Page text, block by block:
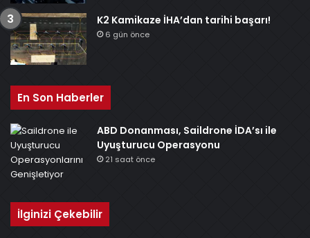
K2 Kamikaze İHA’dan tarihi başarı!
6 gün önce
En Son Haberler
ABD Donanması, Saildrone İDA’sı ile
Uyuşturucu Operasyonu
21 saat önce
İlginizi Çekebilir